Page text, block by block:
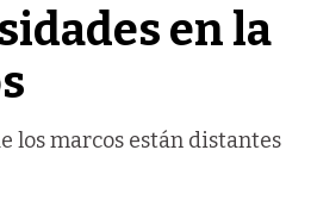
en la
los marcos están distantes